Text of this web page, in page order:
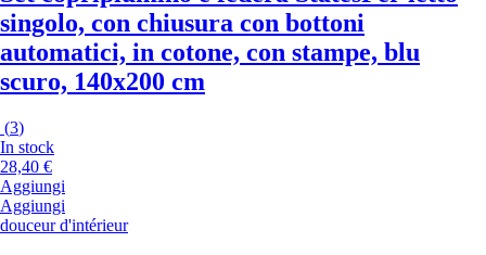
singolo, con chiusura con bottoni
automatici, in cotone, con stampe, blu
scuro, 140x200 cm
(3)
In stock
28,40 €
Aggiungi
Aggiungi
douceur d'intérieur